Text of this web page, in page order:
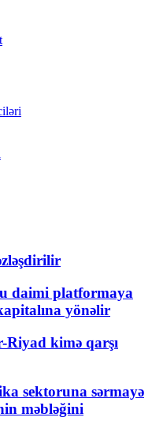
daimi platformaya
yönəlir
kimə qarşı
sektoruna sərmayə
məbləğini